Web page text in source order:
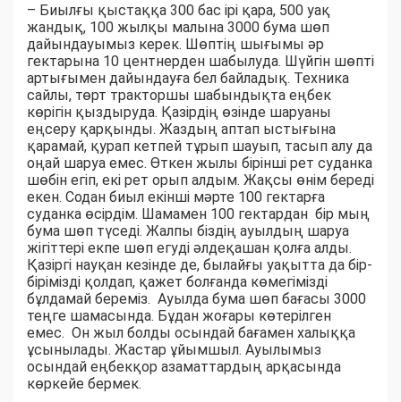
– Биылғы қыстаққа 300 бас ірі қара, 500 уақ
жандық, 100 жылқы малына 3000 бума шөп
дайындауымыз керек. Шөптің шығымы әр
гектарына 10 центнерден шабылуда. Шүйгін шөпті
артығымен дайындауға бел байладық. Техника
сайлы, төрт тракторшы шабындықта еңбек
көрігін қыздыруда. Қазірдің өзінде шаруаны
еңсеру қарқынды. Жаздың аптап ыстығына
қарамай, қурап кетпей тұрып шауып, тасып алу да
оңай шаруа емес. Өткен жылы бірінші рет суданка
шөбін егіп, екі рет орып алдым. Жақсы өнім береді
екен. Содан биыл екінші мәрте 100 гектарға
суданка өсірдім. Шамамен 100 гектардан бір мың
бума шөп түседі. Жалпы біздің ауылдың шаруа
жігіттері екпе шөп егуді әлдеқашан қолға алды.
Қазіргі науқан кезінде де, былайғы уақытта да бір-
бірімізді қолдап, қажет болғанда көмегімізді
бұлдамай береміз. Ауылда бума шөп бағасы 3000
теңге шамасында. Бұдан жоғары көтерілген
емес. Он жыл болды осындай бағамен халыққа
ұсынылады. Жастар ұйымшыл. Ауылымыз
осындай еңбекқор азаматтардың арқасында
көркейе бермек.